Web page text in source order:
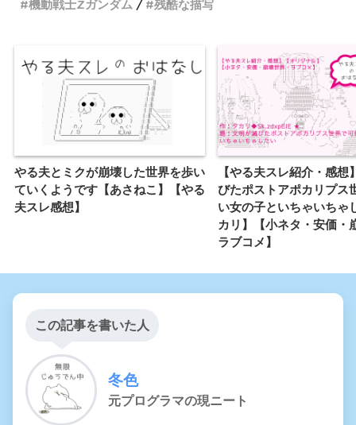
機動戦士Zガンダム 残酷な描写
やる夫とミクが崩壊した世界を歩い
ていくようです【あさねこ】【やる
夫スレ感想】
【やる夫スレ紹介・感想
びたポストアポカリプス
い女の子といちゃいちゃ
カリ】【小ネタ・安価・
ラブコメ】
この記事を書いた人
冬色
元プログラマの現ニート